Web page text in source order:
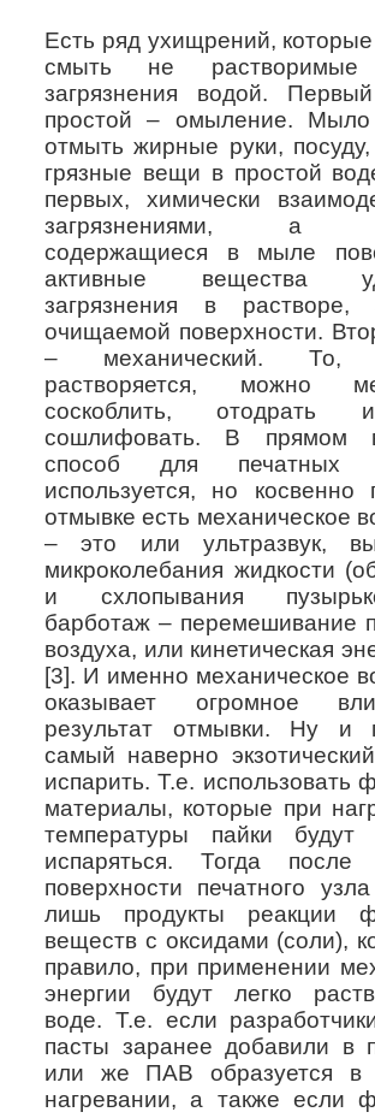
Есть ряд ухищрений,
смыть не
загрязнения водой.
простой – омыление. Мыло
отмыть жирные руки, посуду,
грязные вещи в простой
первых, химически
загрязнениями, а
содержащиеся в мыле
активные вещества
загрязнения в
очищаемой поверхности.
– механический.
растворяется, можно
соскоблить, отодрать
сошлифовать. В прямом
способ для печатных
используется, но
отмывке есть механическое
– это или ультразвук,
микроколебания жидкости
и схлопывания
барботаж – перемешивание
воздуха, или кинетическая
[3]. И именно механическое
оказывает огромное
результат отмывки. Ну и
самый наверно
испарить. Т.е. использовать
материалы, которые при
температуры пайки будут
испаряться. Тогда
поверхности печатного
лишь продукты реакции
веществ с оксидами (соли),
правило, при применении
энергии будут легко
воде. Т.е. если
пасты заранее добавили в
или же ПАВ образуется в
нагревании, а также если